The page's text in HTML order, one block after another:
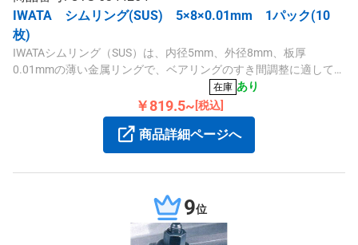
IWATA シムリング(SUS) 5×8×0.01mm 1パック(10
枚)
IWATAシムリング（SUS）は、内径5mm、外径8mm、板厚
0.01mmの薄い金属リングで、ベアリングのすき間調整に適してい
ます。豊富なバリエーションで正確な調整が可能です。
在庫 あり
￥819.5~ [税込]
商品詳細ページへ
9位